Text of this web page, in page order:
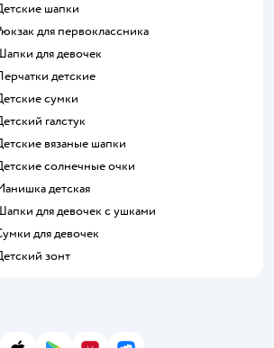
Детские шапки
Рюкзак для первоклассника
Шапки для девочек
Перчатки детские
Детские сумки
Детский галстук
Детские вязаные шапки
Детские солнечные очки
Манишка детская
Шапки для девочек с ушками
Сумки для девочек
Детский зонт